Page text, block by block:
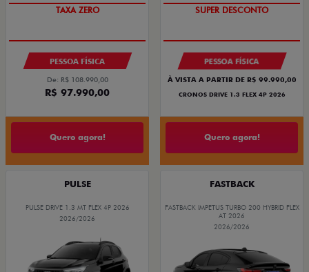
COM USADO NA TROCA
PESSOA FÍSICA
De: R$ 108.990,00
R$ 97.990,00
Quero agora!
BÔNUS DE ATÉ R$ 14 MIL
PESSOA FÍSICA
À VISTA A PARTIR DE R$ 99.990,00
CRONOS DRIVE 1.3 FLEX 4P 2026
Quero agora!
PULSE
PULSE DRIVE 1.3 MT FLEX 4P 2026
2026/2026
FASTBACK
FASTBACK IMPETUS TURBO 200 HYBRID FLEX
AT 2026
2026/2026